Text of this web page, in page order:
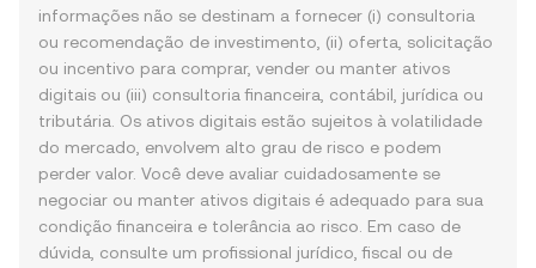
informações não se destinam a fornecer (i) consultoria
ou recomendação de investimento, (ii) oferta, solicitação
ou incentivo para comprar, vender ou manter ativos
digitais ou (iii) consultoria financeira, contábil, jurídica ou
tributária. Os ativos digitais estão sujeitos à volatilidade
do mercado, envolvem alto grau de risco e podem
perder valor. Você deve avaliar cuidadosamente se
negociar ou manter ativos digitais é adequado para sua
condição financeira e tolerância ao risco. Em caso de
dúvida, consulte um profissional jurídico, fiscal ou de